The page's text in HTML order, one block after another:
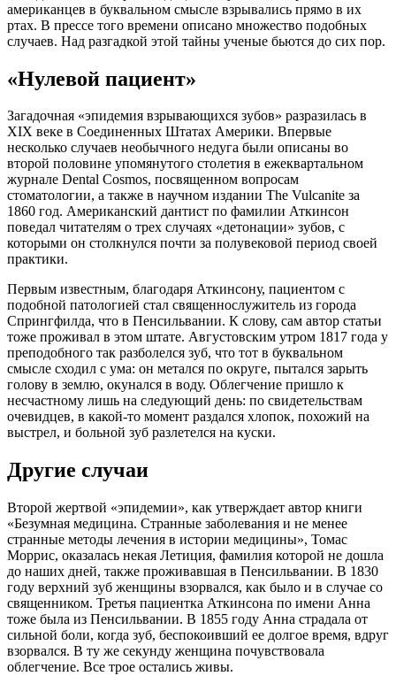
американцев в буквальном смысле взрывались прямо в их
ртах. В прессе того времени описано множество подобных
случаев. Над разгадкой этой тайны ученые бьются до сих пор.
«Нулевой пациент»
Загадочная «эпидемия взрывающихся зубов» разразилась в
XIX веке в Соединенных Штатах Америки. Впервые
несколько случаев необычного недуга были описаны во
второй половине упомянутого столетия в ежеквартальном
журнале Dental Cosmos, посвященном вопросам
стоматологии, а также в научном издании The Vulcanite за
1860 год. Американский дантист по фамилии Аткинсон
поведал читателям о трех случаях «детонации» зубов, с
которыми он столкнулся почти за полувековой период своей
практики.
Первым известным, благодаря Аткинсону, пациентом с
подобной патологией стал священнослужитель из города
Спрингфилда, что в Пенсильвании. К слову, сам автор статьи
тоже проживал в этом штате. Августовским утром 1817 года у
преподобного так разболелся зуб, что тот в буквальном
смысле сходил с ума: он метался по округе, пытался зарыть
голову в землю, окунался в воду. Облегчение пришло к
несчастному лишь на следующий день: по свидетельствам
очевидцев, в какой-то момент раздался хлопок, похожий на
выстрел, и больной зуб разлетелся на куски.
Другие случаи
Второй жертвой «эпидемии», как утверждает автор книги
«Безумная медицина. Странные заболевания и не менее
странные методы лечения в истории медицины», Томас
Моррис, оказалась некая Летиция, фамилия которой не дошла
до наших дней, также проживавшая в Пенсильвании. В 1830
году верхний зуб женщины взорвался, как было и в случае со
священником. Третья пациентка Аткинсона по имени Анна
тоже была из Пенсильвании. В 1855 году Анна страдала от
сильной боли, когда зуб, беспокоивший ее долгое время, вдруг
взорвался. В ту же секунду женщина почувствовала
облегчение. Все трое остались живы.